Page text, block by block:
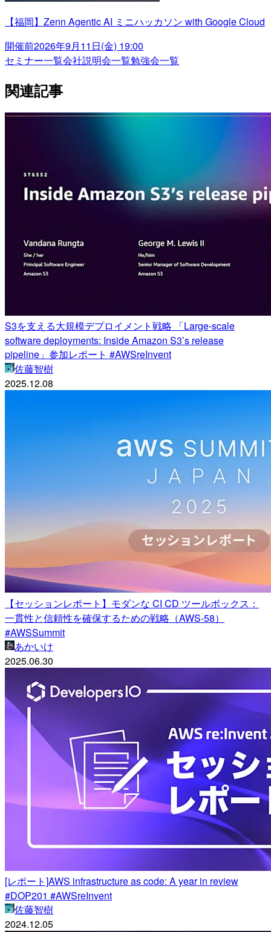
【福岡】Zenn Agentic AI ミニハッカソン with Google Cloud
開催前2026年9月11日(金) 19:00
セミナー一覧会社説明会一覧勉強会一覧
関連記事
S3を支える大規模デプロイメント戦略 「Large-scale
software deployments: Inside Amazon S3’s release
pipeline」参加レポート #AWSreInvent
佐藤智樹
2025.12.08
【セッションレポート】モダンな CI CD ツールボックス：
一貫性と信頼性を確保するための戦略（AWS-58）
#AWSSummit
あかいけ
2025.06.30
[レポート]AWS infrastructure as code: A year in review
#DOP201 #AWSreInvent
佐藤智樹
2024.12.05